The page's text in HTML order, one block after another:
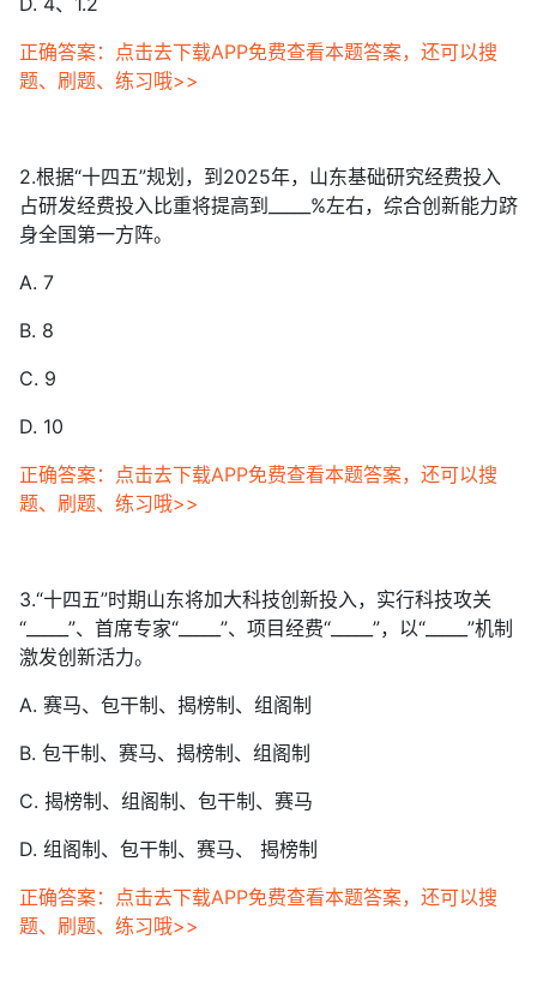
正确答案：点击去下载APP免费查看本题答案，还可以搜
题、刷题、练习哦>>
2.根据“十四五”规划，到2025年，山东基础研究经费投入
占研发经费投入比重将提高到_____%左右，综合创新能力跻
身全国第一方阵。
A. 7
B. 8
C. 9
D. 10
正确答案：点击去下载APP免费查看本题答案，还可以搜
题、刷题、练习哦>>
3.“十四五”时期山东将加大科技创新投入，实行科技攻关
“_____”、首席专家“_____”、项目经费“_____”，以“_____”机制
激发创新活力。
A. 赛马、包干制、揭榜制、组阁制
B. 包干制、赛马、揭榜制、组阁制
C. 揭榜制、组阁制、包干制、赛马
D. 组阁制、包干制、赛马、 揭榜制
正确答案：点击去下载APP免费查看本题答案，还可以搜
题、刷题、练习哦>>